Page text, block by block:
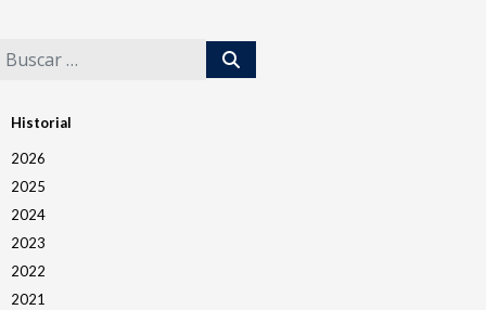
Historial
2026
2025
2024
2023
2022
2021